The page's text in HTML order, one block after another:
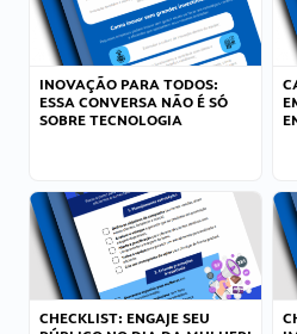
INOVAÇÃO PARA TODOS:
ESSA CONVERSA NÃO É SÓ
SOBRE TECNOLOGIA
CHECKLIST: ENGAJE SEU